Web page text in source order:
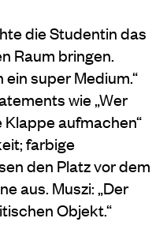
die Studentin das
Raum bringen.
super Medium.“
wie „Wer
Klappe aufmachen“
farbige
den Platz vor dem
aus. Muszi: „Der
Objekt.“